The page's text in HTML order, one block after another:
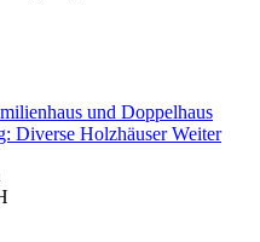
und Doppelhaus
Diverse HolzhäuserWeiter